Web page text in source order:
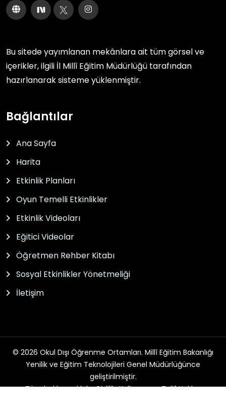
Bu sitede yayımlanan mekânlara ait tüm görsel ve
içerikler, ilgili İl Millî Eğitim Müdürlüğü tarafından
hazırlanarak sisteme yüklenmiştir.
Bağlantılar
Ana Sayfa
Harita
Etkinlik Planları
Oyun Temelli Etkinlikler
Etkinlik Videoları
Eğitici Videolar
Öğretmen Rehber Kitabı
Sosyal Etkinlikler Yönetmeliği
İletişim
© 2026 Okul Dışı Öğrenme Ortamları. Millî Eğitim Bakanlığı
Yenilik ve Eğitim Teknolojileri Genel Müdürlüğünce
geliştirilmiştir.
Tüm hakları saklıdır. Gizlilik, Kullanım ve Telif Hakları